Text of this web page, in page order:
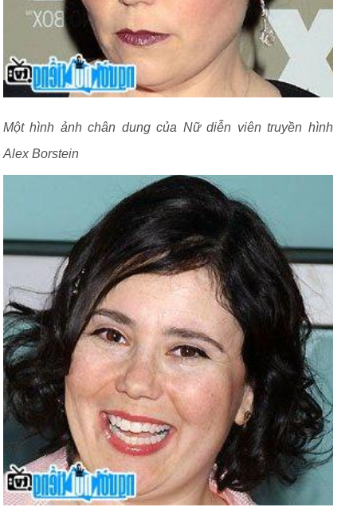
Một hình ảnh chân dung của Nữ diễn viên truyền hình
Alex Borstein